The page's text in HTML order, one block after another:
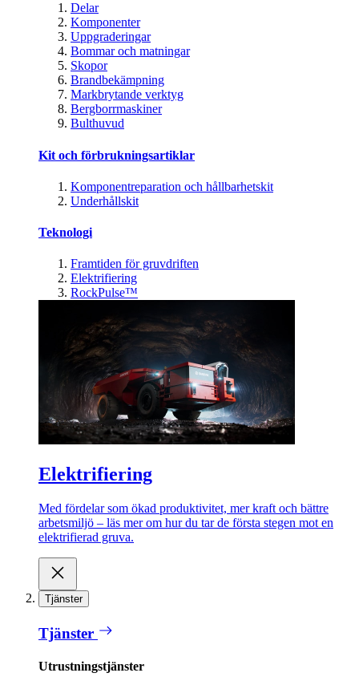
Delar
Komponenter
Uppgraderingar
Bommar och matningar
Skopor
Brandbekämpning
Markbrytande verktyg
Bergborrmaskiner
Bulthuvud
Kit och förbrukningsartiklar
Komponentreparation och hållbarhetskit
Underhållskit
Teknologi
Framtiden för gruvdriften
Elektrifiering
RockPulse™
Elektrifiering
Med fördelar som ökad produktivitet, mer kraft och bättre
arbetsmiljö – läs mer om hur du tar de första stegen mot en
elektrifierad gruva.
Tjänster
Tjänster
Utrustningstjänster